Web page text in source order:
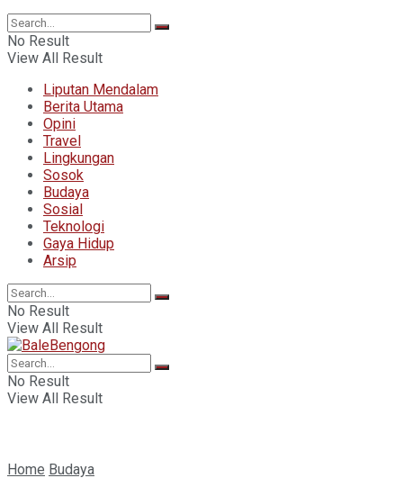
No Result
View All Result
Liputan Mendalam
Berita Utama
Opini
Travel
Lingkungan
Sosok
Budaya
Sosial
Teknologi
Gaya Hidup
Arsip
No Result
View All Result
No Result
View All Result
Home Budaya